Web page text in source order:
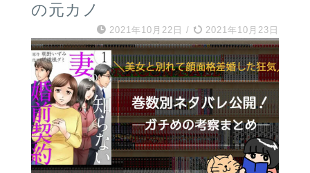
の元カノ
2021年10月22日 / 2021年10月23日